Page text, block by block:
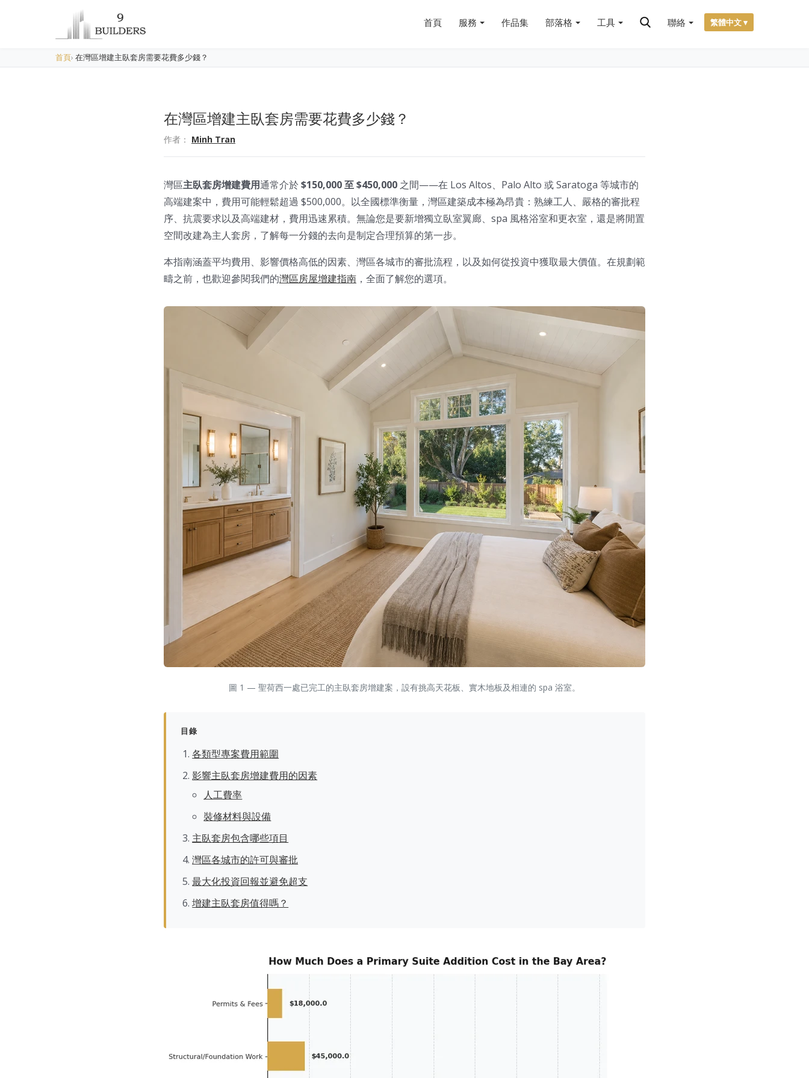
首頁 服務 作品集 部落格 工具 聯絡 繁體中文 ▾
首頁› 在灣區增建主臥套房需要花費多少錢？
在灣區增建主臥套房需要花費多少錢？
作者： Minh Tran
灣區主臥套房增建費用通常介於 $150,000 至 $450,000 之間——在 Los Altos、Palo Alto 或 Saratoga 等城市的
高端建案中，費用可能輕鬆超過 $500,000。以全國標準衡量，灣區建築成本極為昂貴：熟練工人、嚴格的審批程
序、抗震要求以及高端建材，費用迅速累積。無論您是要新增獨立臥室翼廊、spa 風格浴室和更衣室，還是將閒置
空間改建為主人套房，了解每一分錢的去向是制定合理預算的第一步。
本指南涵蓋平均費用、影響價格高低的因素、灣區各城市的審批流程，以及如何從投資中獲取最大價值。在規劃範
疇之前，也歡迎參閱我們的灣區房屋增建指南 ，全面了解您的選項。
圖 1 — 聖荷西一處已完工的主臥套房增建案，設有挑高天花板、實木地板及相連的 spa 浴室。
目錄
各類型專案費用範圍
影響主臥套房增建費用的因素
人工費率
裝修材料與設備
主臥套房包含哪些項目
灣區各城市的許可與審批
最大化投資回報並避免超支
增建主臥套房值得嗎？